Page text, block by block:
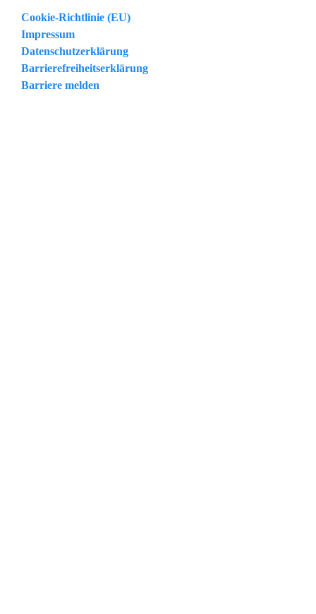
Cookie-Richtlinie (EU)
Impressum
Datenschutzerklärung
Barrierefreiheitserklärung
Barriere melden